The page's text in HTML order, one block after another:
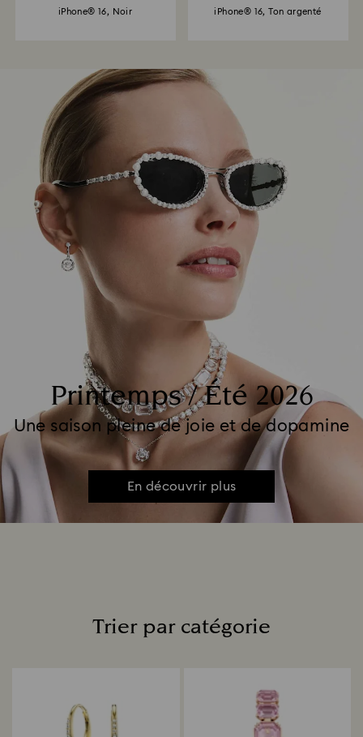
iPhone® 16, Noir iPhone® 16, Ton argenté
Printemps / Été 2026
Une saison pleine de joie et de dopamine
En découvrir plus
Trier par catégorie